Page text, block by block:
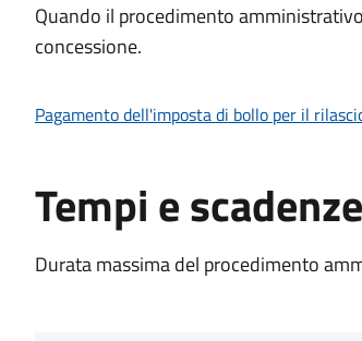
Quando il procedimento
concessione.
Pagamento dell'imposta di bollo per il
Tempi e scadenze
Durata massima del procedimento